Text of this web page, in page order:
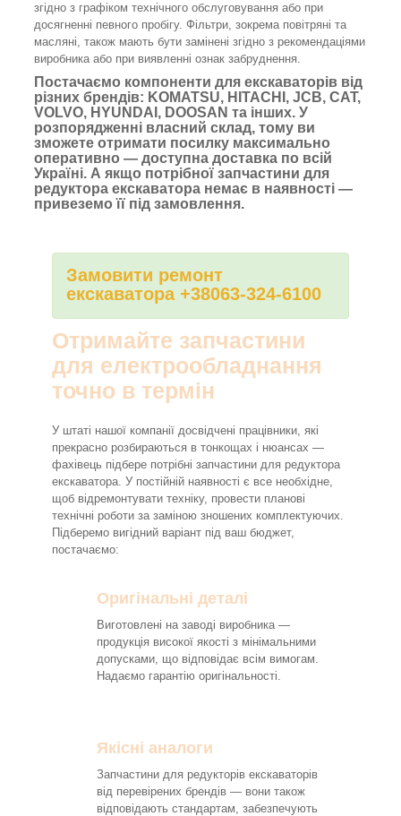
згідно з графіком технічного обслуговування або при
досягненні певного пробігу. Фільтри, зокрема повітряні та
масляні, також мають бути замінені згідно з рекомендаціями
виробника або при виявленні ознак забруднення.
Постачаємо компоненти для екскаваторів від
різних брендів: KOMATSU, HITACHI, JCB, CAT,
VOLVO, HYUNDAI, DOOSAN та інших. У
розпорядженні власний склад, тому ви
зможете отримати посилку максимально
оперативно — доступна доставка по всій
Україні. А якщо потрібної запчастини для
редуктора екскаватора немає в наявності —
привеземо її під замовлення.
Замовити ремонт
екскаватора +38063-324-6100
Отримайте запчастини
для електрообладнання
точно в термін
У штаті нашої компанії досвідчені працівники, які
прекрасно розбираються в тонкощах і нюансах —
фахівець підбере потрібні запчастини для редуктора
екскаватора. У постійній наявності є все необхідне,
щоб відремонтувати техніку, провести планові
технічні роботи за заміною зношених комплектуючих.
Підберемо вигідний варіант під ваш бюджет,
постачаємо:
Оригінальні деталі
Виготовлені на заводі виробника —
продукція високої якості з мінімальними
допусками, що відповідає всім вимогам.
Надаємо гарантію оригінальності.
Якісні аналоги
Запчастини для редукторів екскаваторів
від перевірених брендів — вони також
відповідають стандартам, забезпечують